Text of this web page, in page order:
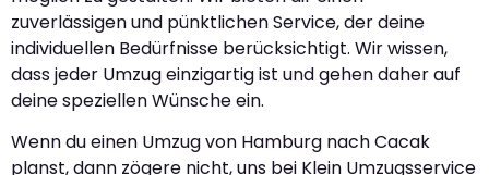
zuverlässigen und pünktlichen Service, der deine
individuellen Bedürfnisse berücksichtigt. Wir wissen,
dass jeder Umzug einzigartig ist und gehen daher auf
deine speziellen Wünsche ein.
Wenn du einen Umzug von Hamburg nach Cacak
planst, dann zögere nicht, uns bei Klein Umzugsservice